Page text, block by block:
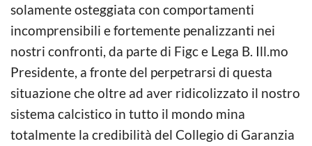
solamente osteggiata con comportamenti
incomprensibili e fortemente penalizzanti nei
nostri confronti, da parte di Figc e Lega B. Ill.mo
Presidente, a fronte del perpetrarsi di questa
situazione che oltre ad aver ridicolizzato il nostro
sistema calcistico in tutto il mondo mina
totalmente la credibilità del Collegio di Garanzia